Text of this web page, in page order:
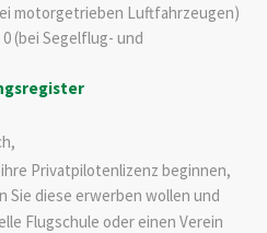
motorgetrieben Luftfahrzeugen)
(bei Segelflug- und
Privatpilotenlizenz beginnen,
diese erwerben wollen und
Flugschule oder einen Verein